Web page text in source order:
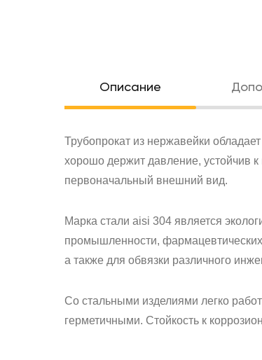
Oписание
Трубопрокат из нержавейки
хорошо держит давление, устойчив к
первоначальный внешний вид.
Марка стали aisi 304 является
промышленности,
а также для обвязки различного
Со стальными изделиями легко
герметичными. Стойкость к